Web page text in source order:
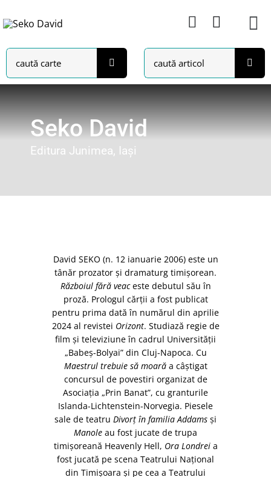
to
Search
for:
Search
for:
Seko David
Editura Junimea, Iași
David SEKO (n. 12 ianuarie 2006) este un
tânăr prozator şi dramaturg timişorean.
Războiul fără veaceste debutul său în
proză. Prologul cărţii a fost publicat
pentru prima dată în numărul din aprilie
2024 al revistei Orizont. Studiază regie de
film şi televiziune în cadrul Universităţii
„Babeş-Bolyai” din Cluj-Napoca. Cu
Maestrul trebuie să moarăa câştigat
concursul de povestiri organizat de
Asociaţia „Prin Banat”, cu granturile
Islanda-Lichtenstein-Norvegia. Piesele
sale de teatru Divorţ în familia Addams şi
Manole au fost jucate de trupa
timişoreană Heavenly Hell, Ora Londreia
fost jucată pe scena Teatrului Naţional
din Timişoara şi pe cea a Teatrului